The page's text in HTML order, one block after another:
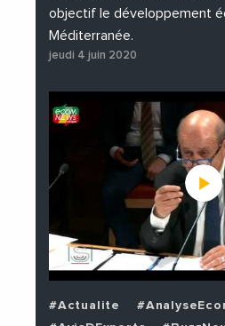
objectif le développement
Méditerranée.
jeudi 4 juin 2020
#Actualite